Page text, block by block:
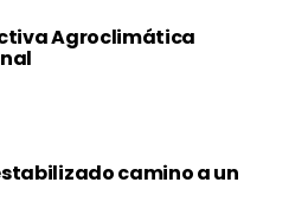
Agroclimática
camino a un